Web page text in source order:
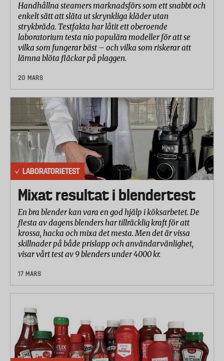
Handhållna steamers marknadsförs som ett snabbt och
enkelt sätt att släta ut skrynkliga kläder utan
strykbräda. Testfakta har låtit ett oberoende
laboratorium testa nio populära modeller för att se
vilka som fungerar bäst – och vilka som riskerar att
lämna blöta fläckar på plaggen.
20 MARS
LABORATORIETEST
Mixat resultat i blendertest
En bra blender kan vara en god hjälp i köksarbetet. De
flesta av dagens blenders har tillräcklig kraft för att
krossa, hacka och mixa det mesta. Men det är vissa
skillnader på både prislapp och användarvänlighet,
visar vårt test av 9 blenders under 4000 kr.
17 MARS